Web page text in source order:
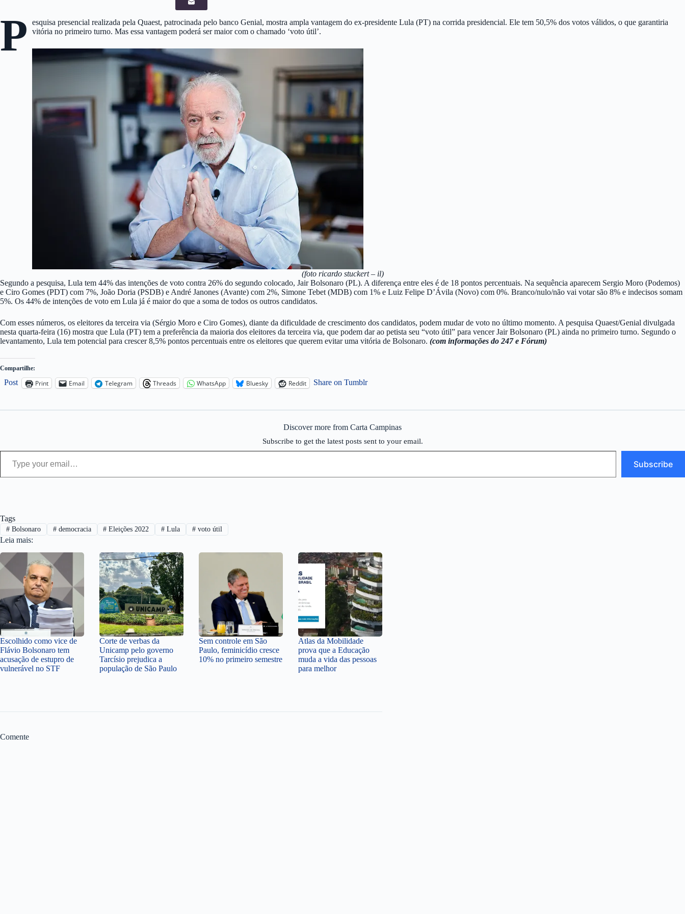
P
esquisa presencial realizada pela Quaest, patrocinada pelo banco Genial, mostra ampla vantagem do ex-presidente Lula (PT) na corrida presidencial. Ele tem 50,5% dos votos válidos, o que garantiria
vitória no primeiro turno. Mas essa vantagem poderá ser maior com o chamado ‘voto útil’.
(foto ricardo stuckert – il)
Segundo a pesquisa, Lula tem 44% das intenções de voto contra 26% do segundo colocado, Jair Bolsonaro (PL). A diferença entre eles é de 18 pontos percentuais. Na sequência aparecem Sergio Moro (Podemos)
e Ciro Gomes (PDT) com 7%, João Doria (PSDB) e André Janones (Avante) com 2%, Simone Tebet (MDB) com 1% e Luiz Felipe D’Ávila (Novo) com 0%. Branco/nulo/não vai votar são 8% e indecisos somam
5%. Os 44% de intenções de voto em Lula já é maior do que a soma de todos os outros candidatos.
Com esses números, os eleitores da terceira via (Sérgio Moro e Ciro Gomes), diante da dificuldade de crescimento dos candidatos, podem mudar de voto no último momento. A pesquisa Quaest/Genial divulgada
nesta quarta-feira (16) mostra que Lula (PT) tem a preferência da maioria dos eleitores da terceira via, que podem dar ao petista seu “voto útil” para vencer Jair Bolsonaro (PL) ainda no primeiro turno. Segundo o
levantamento, Lula tem potencial para crescer 8,5% pontos percentuais entre os eleitores que querem evitar uma vitória de Bolsonaro. (com informações do 247 e Fórum)
Compartilhe:
Post Print Email Telegram Threads WhatsApp Bluesky Reddit Share on Tumblr
Discover more from Carta Campinas
Subscribe to get the latest posts sent to your email.
Type your email…
Subscribe
Tags
#Bolsonaro #democracia # Eleições 2022 # Lula # voto útil
Leia mais:
Escolhido como vice de
Flávio Bolsonaro tem
acusação de estupro de
vulnerável no STF
Corte de verbas da
Unicamp pelo governo
Tarcísio prejudica a
população de São Paulo
Sem controle em São
Paulo, feminicídio cresce
10% no primeiro semestre
Atlas da Mobilidade
prova que a Educação
muda a vida das pessoas
para melhor
Comente